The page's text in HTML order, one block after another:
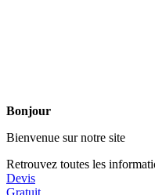
Bonjour
Bienvenue sur notre site
Retrouvez toutes les
Devis
Gratuit